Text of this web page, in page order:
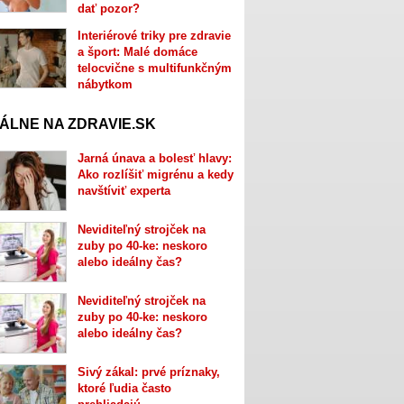
dať pozor?
Interiérové triky pre zdravie
a šport: Malé domáce
telocvične s multifunkčným
nábytkom
NA ZDRAVIE.SK
Jarná únava a bolesť hlavy:
Ako rozlíšiť migrénu a kedy
navštíviť experta
Neviditeľný strojček na
zuby po 40-ke: neskoro
alebo ideálny čas?
Neviditeľný strojček na
zuby po 40-ke: neskoro
alebo ideálny čas?
Sivý zákal: prvé príznaky,
ktoré ľudia často